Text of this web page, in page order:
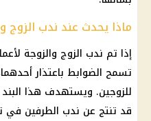
ماذا يحدث عند ندب الزوج
إذا تم ندب الزوج والزوجة
تسمح الضوابط باعتذار
للزوجين. ويستهدف هذا البند
قد تنتج عن ندب الطرفين في